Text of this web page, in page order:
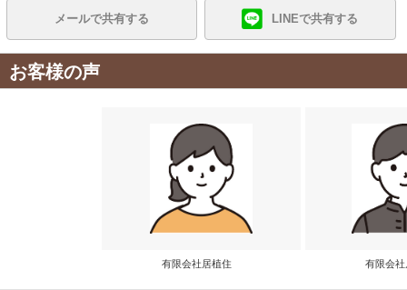
メールで共有する LINEで共有する
お客様の声
有限会社居植住 有限会